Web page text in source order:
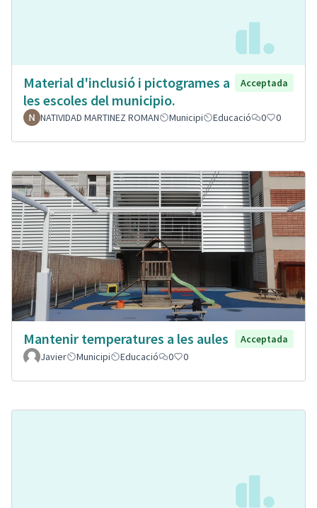
Material d'inclusió i pictogrames a
les escoles del municipio.
Acceptada
NATIVIDAD MARTINEZ ROMAN Municipi Educació 0 0
Mantenir temperatures a les aules
Acceptada
Javier
Municipi Educació 0 0